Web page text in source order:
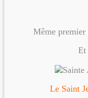
Même premier
Et
Le Saint